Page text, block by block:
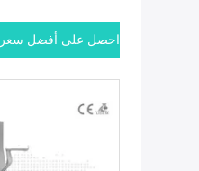
احصل على أفضل سعر